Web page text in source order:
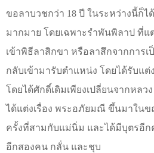
ขอลาบวชกว่า 18 ปี ในระหว่างนี้ก็ไ
มากมาย โดยเฉพาะรำพันพิลาป ที่แ
เข้าพิธีลาสิกขา หรือลาสึกจากการ
กลับเข้ามารับตำแหน่ง โดยได้รับแ
โดยได้ศักดิ์เดิมเพียงเปลี่ยนจากหลว
ได้แต่งเรื่อง พระอภัยมณี ขึ้นมาใน
ครั้งที่สามกับแม่นิ่ม และได้มีบุตรอี
อีกสองคน กลั่น และชุบ